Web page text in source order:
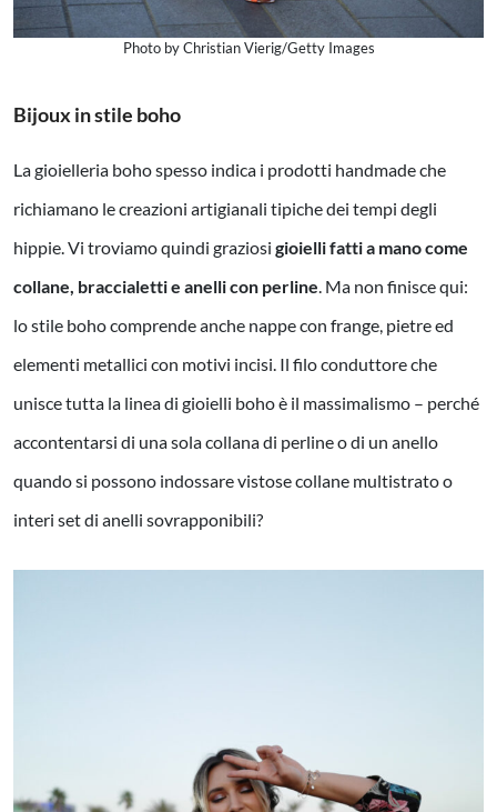
Photo by Christian Vierig/Getty Images
Bijoux in stile boho
La gioielleria boho spesso indica i prodotti handmade che
richiamano le creazioni artigianali tipiche dei tempi degli
hippie. Vi troviamo quindi graziosi gioielli fatti a mano come
collane, braccialetti e anelli con perline. Ma non finisce qui:
lo stile boho comprende anche nappe con frange, pietre ed
elementi metallici con motivi incisi. Il filo conduttore che
unisce tutta la linea di gioielli boho è il massimalismo – perché
accontentarsi di una sola collana di perline o di un anello
quando si possono indossare vistose collane multistrato o
interi set di anelli sovrapponibili?